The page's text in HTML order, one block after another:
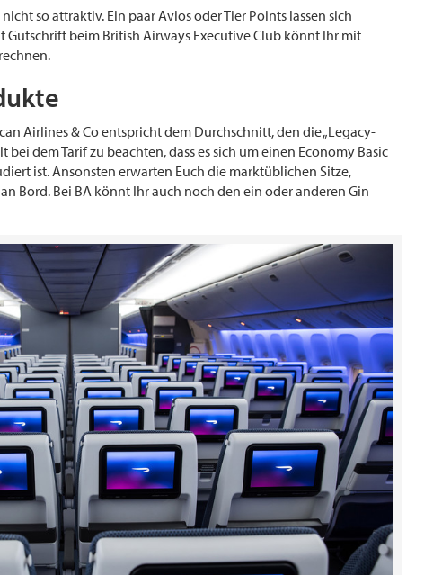
so attraktiv. Ein paar Avios oder Tier Points lassen sich
Gutschrift beim British Airways Executive Club könnt Ihr mit
Airlines & Co entspricht dem Durchschnitt, den die „Legacy-
dem Tarif zu beachten, dass es sich um einen Economy Basic
ist. Ansonsten erwarten Euch die marktüblichen Sitze,
Bord. Bei BA könnt Ihr auch noch den ein oder anderen Gin